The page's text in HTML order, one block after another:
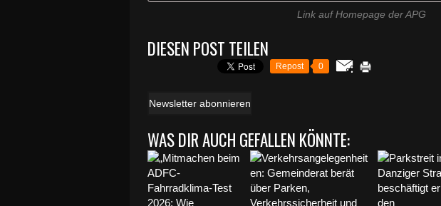
Link auf Homepage der APG
DIESEN POST TEILEN
Repost 0
Newsletter abonnieren
WAS DIR AUCH GEFALLEN KÖNNTE: